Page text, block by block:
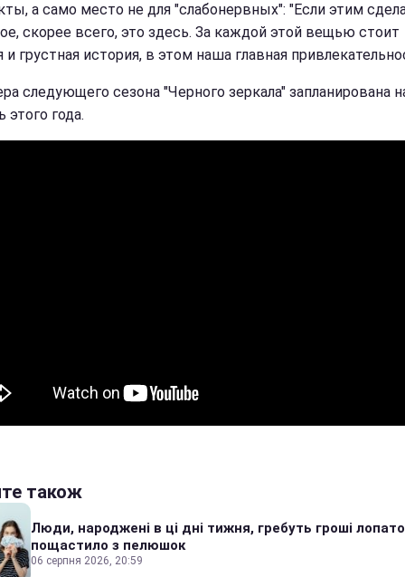
а само место не для "слабонервных": "Если этим
скорее всего, это здесь. За каждой этой вещью стоит
и грустная история, в этом наша главная
следующего сезона "Черного зеркала" запланирована
этого года.
також
Люди, народжені в ці дні тижня, гребуть гроші
пощастило з пелюшок
06 серпня 2026, 20:59